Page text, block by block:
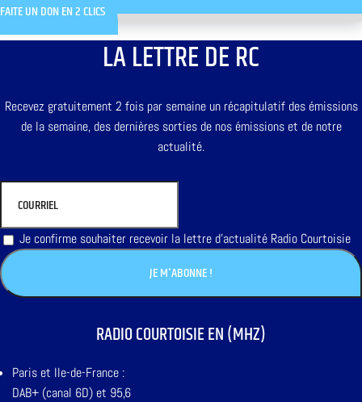
FAITE UN DON EN 2 CLICS
LA LETTRE DE RC
Recevez gratuitement 2 fois par semaine un récapitulatif des émissions
de la semaine, des dernières sorties de nos émissions et de notre
actualité.
Je confirme souhaiter recevoir la lettre d'actualité Radio Courtoisie
RADIO COURTOISIE EN (MHZ)
Paris et Ile-de-France :
DAB+ (canal 6D) et 95,6